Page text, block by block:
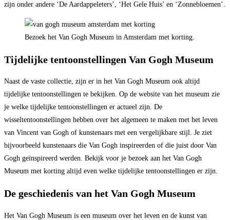
zijn onder andere ‘De Aardappeleters’, ‘Het Gele Huis’ en ‘Zonnebloemen’.
Bezoek het Van Gogh Museum in Amsterdam met korting.
Tijdelijke tentoonstellingen Van Gogh Museum
Naast de vaste collectie, zijn er in het Van Gogh Museum ook altijd
tijdelijke tentoonstellingen te bekijken. Op de website van het museum zie
je welke tijdelijke tentoonstellingen er actueel zijn. De
wisseltentoonstellingen hebben over het algemeen te maken met het leven
van Vincent van Gogh of kunstenaars met een vergelijkbare stijl. Je ziet
bijvoorbeeld kunstenaars die Van Gogh inspireerden of die juist door Van
Gogh geïnspireerd werden. Bekijk voor je bezoek aan het Van Gogh
Museum met korting altijd even welke tijdelijke tentoonstellingen er zijn.
De geschiedenis van het Van Gogh Museum
Het Van Gogh Museum is een museum over het leven en de kunst van